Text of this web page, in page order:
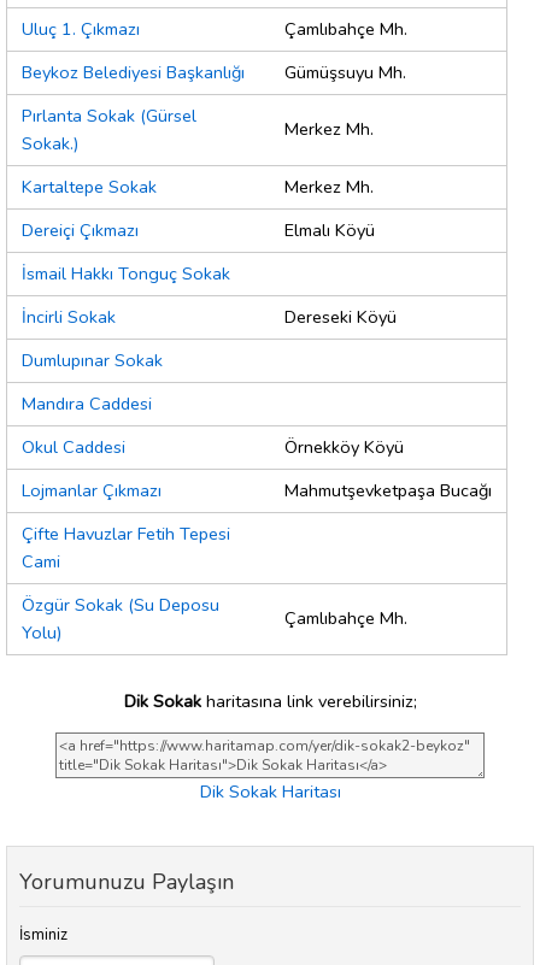
Uluç 1. Çıkmazı
Çamlıbahçe Mh.
Beykoz Belediyesi Başkanlığı
Gümüşsuyu Mh.
Pırlanta Sokak (Gürsel
Sokak.)
Merkez Mh.
Kartaltepe Sokak
Merkez Mh.
Dereiçi Çıkmazı
Elmalı Köyü
İsmail Hakkı Tonguç Sokak
İncirli Sokak
Dereseki Köyü
Dumlupınar Sokak
Mandıra Caddesi
Okul Caddesi
Örnekköy Köyü
Lojmanlar Çıkmazı
Mahmutşevketpaşa Bucağı
Çifte Havuzlar Fetih Tepesi
Cami
Özgür Sokak (Su Deposu
Yolu)
Çamlıbahçe Mh.
Dik Sokakharitasına link verebilirsiniz;
Dik Sokak Haritası
Yorumunuzu Paylaşın
İsminiz